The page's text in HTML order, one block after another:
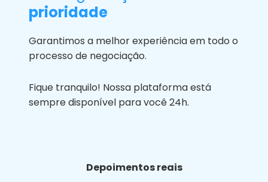
prioridade
Garantimos a melhor experiência em todo o
processo de negociação.
Fique tranquilo! Nossa plataforma está
sempre disponível para você 24h.
Depoimentos reais